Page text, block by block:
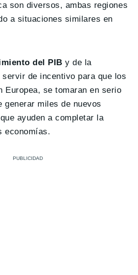
son diversos, ambas regiones
a situaciones similares en
del PIB y de la
de incentivo para que los
Europea, se tomaran en serio
generar miles de nuevos
ayuden a completar la
economías.